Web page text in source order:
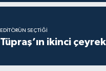
EDITÖRÜN SEÇTIĞI
Tüpraş’ın ikinci